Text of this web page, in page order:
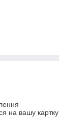
на вашу картку